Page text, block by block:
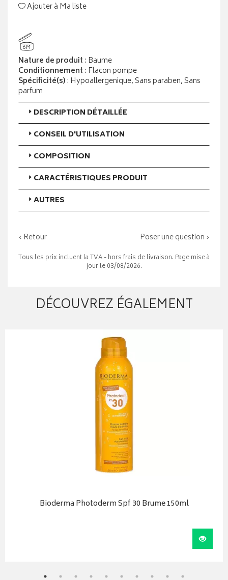
Ajouter à Ma liste
6M
Nature de produit : Baume
Conditionnement : Flacon pompe
Spécificité(s): Hypoallergenique, Sans paraben, Sans
parfum
DESCRIPTION DÉTAILLÉE
CONSEIL D'UTILISATION
COMPOSITION
CARACTÉRISTIQUES PRODUIT
AUTRES
‹ Retour Poser une question ›
Tous les prix incluent la TVA - hors frais de livraison. Page mise à
jour le 03/08/2026.
DÉCOUVREZ ÉGALEMENT
Bioderma Photoderm Spf 30 Brume 150ml